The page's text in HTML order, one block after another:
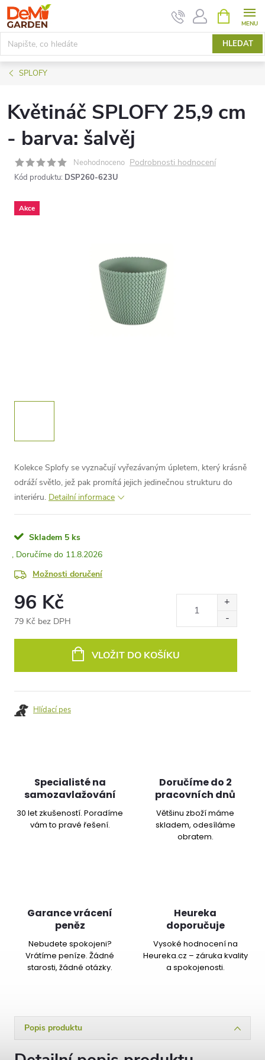
Přejít
na
obsah
HLEDAT
NÁKUPNÍ
KOŠÍK
SPLOFY
Květináč SPLOFY 25,9 cm
- barva: šalvěj
Neohodnoceno Podrobnosti hodnocení
Kód produktu: DSP260-623U
Akce
Kolekce Splofy se vyznačují vyřezávaným úpletem, který krásně
odráží světlo, jež pak promítá jejich jedinečnou strukturu do
interiéru. Detailní informace
Skladem 5 ks
11.8.2026
Možnosti doručení
96 Kč
79 Kč bez DPH
VLOŽIT DO KOŠÍKU
Hlídací pes
Specialisté na
samozavlažování
30 let zkušeností. Poradíme
vám to pravé řešení.
Doručíme do 2
pracovních dnů
Většinu zboží máme
skladem, odesíláme
obratem.
Garance vrácení
peněz
Nebudete spokojeni?
Vrátíme peníze. Žádné
starosti, žádné otázky.
Heureka
doporučuje
Vysoké hodnocení na
Heureka.cz – záruka kvality
a spokojenosti.
Popis produktu